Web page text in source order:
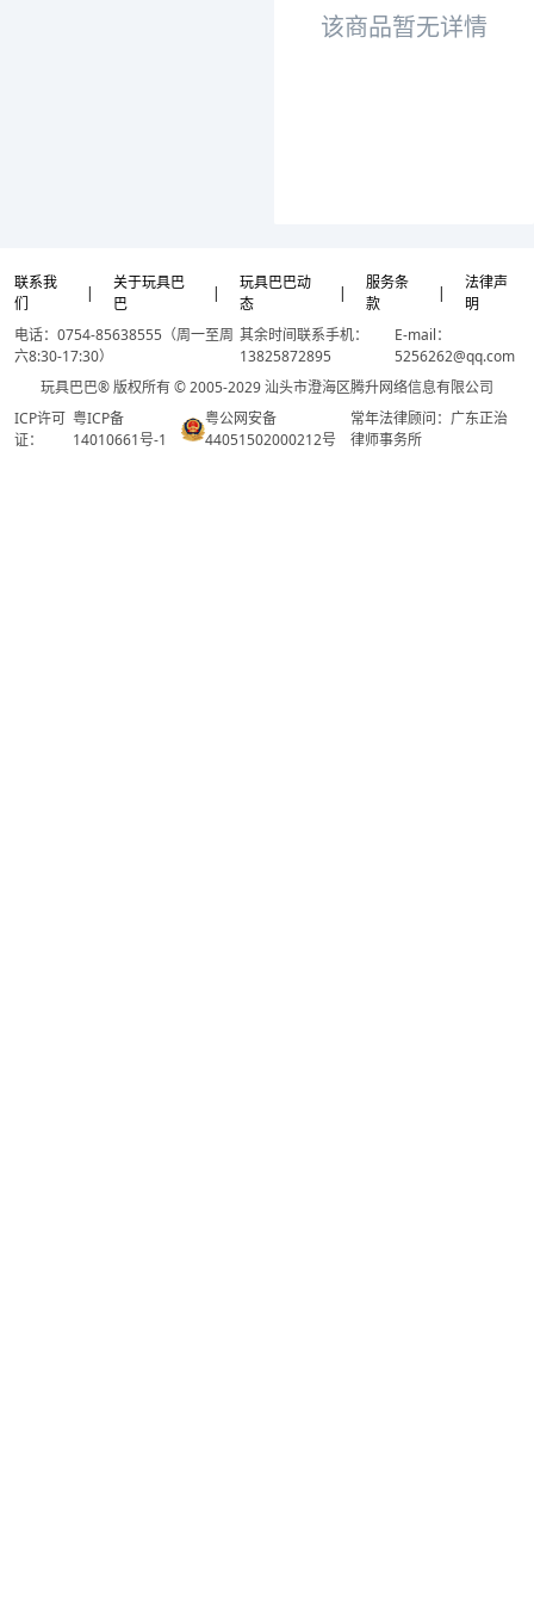
该商品暂无详情
联系我
们
|
关于玩具巴
巴
|
玩具巴巴动
态
|
服务条
款
|
法律声
明
电话：0754-85638555（周一至周
六8:30-17:30）
其余时间联系手机：
13825872895
E-mail：
5256262@qq.com
玩具巴巴® 版权所有 © 2005-2029 汕头市澄海区腾升网络信息有限公司
ICP许可
证：
粤ICP备
14010661号-1
粤公网安备
44051502000212号
常年法律顾问：广东正治
律师事务所